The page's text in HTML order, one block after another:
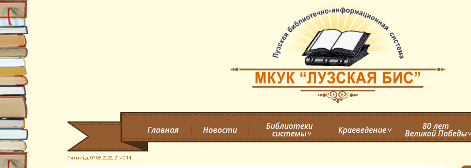
Главная Новости Библиотеки
системы Краеведение 80 лет
Великой Победы
Пятница, 07.08.2026,21:40:15